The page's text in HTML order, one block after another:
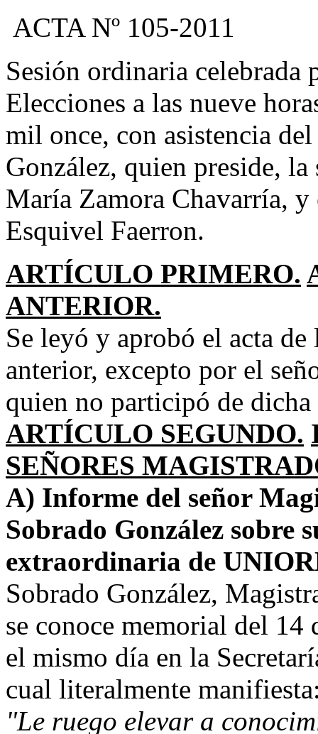
ACTA Nº 105-2011
Sesión ordinaria
Elecciones a las nueve
mil once, con asistencia
González, quien preside,
María Zamora Chavarría,
Esquivel Faerron.
ARTÍCULO PRIMERO.
ANTERIOR.
Se leyó y aprobó el acta
anterior, excepto por el
quien no participó de dicha
ARTÍCULO SEGUNDO.
SEÑORES
A) Informe del señor
Sobrado González sobre
extraordinaria de
Sobrado González,
se conoce memorial del
el mismo día en la
cual literalmente
"Le ruego elevar a